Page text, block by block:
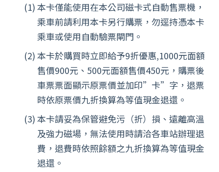
本卡僅能使用在本公司磁卡式自動售票機，
乘車前請利用本卡另行購票，勿逕持憑本卡
乘車或使用自動驗票閘門。
本卡於購買時立即給予9折優惠,1000元面額
售價900元、500元面額售價450元，購票後
車票票面顯示原票價並加印”卡”字，退票
時依原票價九折換算為等值現金退還。
本卡請妥為保管避免污（折）損、遠離高溫
及強力磁場，無法使用時請洽各車站辦理退
費，退費時依照餘額之九折換算為等值現金
退還。